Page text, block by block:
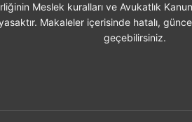
Meslek kuralları ve Avukatlık
yasaktır. Makaleler içerisinde hatalı,
geçebilirsiniz.